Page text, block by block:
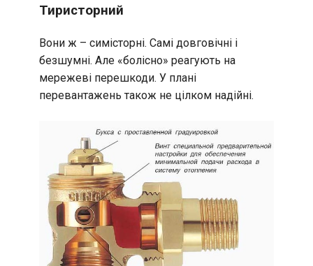
Тиристорний
Вони ж – симісторні. Самі довговічні і
безшумні. Але «болісно» реагують на
мережеві перешкоди. У плані
перевантажень також не цілком надійні.